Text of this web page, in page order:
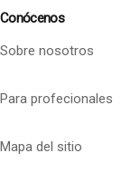
Conócenos
Sobre nosotros
Para profecionales
Mapa del sitio